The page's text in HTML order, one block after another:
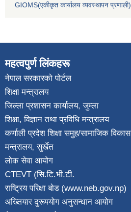
GIOMS(एकीकृत कार्यालय व्यवस्थापन प्रणाली)
महत्वपुर्ण लिंकहरू
नेपाल सरकारको पोर्टल
शिक्षा मन्त्रालय
जिल्ला प्रशासन कार्यालय, जुम्ला
शिक्षा, विज्ञान तथा प्रविधि मन्त्रालय
कर्णाली प्रदेश शिक्षा समुह/सामाजिक विकास
मन्त्रालय, सुर्खेत
लोक सेवा आयोग
CTEVT (सि.टि.भी.टी.
राष्ट्रिय परिक्षा बाेड (www.neb.gov.np)
अख्तियार दुरूपयोग अनुसन्धान आयोग